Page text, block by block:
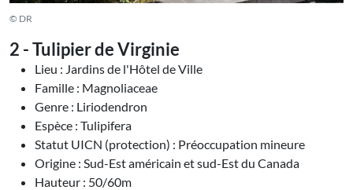
© DR
2 - Tulipier de Virginie
Lieu : Jardins de l'Hôtel de Ville
Famille : Magnoliaceae
Genre : Liriodendron
Espèce : Tulipifera
Statut UICN (protection) : Préoccupation mineure
Origine : Sud-Est américain et sud-Est du Canada
Hauteur : 50/60m